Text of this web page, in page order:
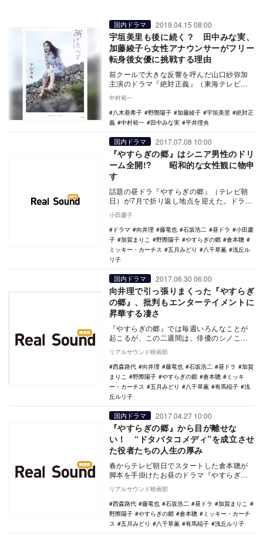
国内ドラマ 2019.04.15 08:00
宇垣美里も後に続く？ 田中みな実、
加藤綾子ら女性アナウンサーがフリー
転身後女優に挑戦する理由
前クールで大きな反響を呼んだ山口紗弥加
主演のドラマ『絶対正義』（東海テレビ・
フジテレビ系）に石森麗香役で出演してい
た元TBSアナ…
中村裕一
八木亜希子
野際陽子 加藤綾子 宇垣美里
絶対正
義
中村裕一 田中みな実 平井理央
国内ドラマ 2017.07.08 10:00
『やすらぎの郷』はシニア男性のドリ
ーム全開!? 昭和的な女性観に物申
す
話題の昼ドラ『やすらぎの郷』（テレビ朝
日）が7月で折り返し地点を迎えた。ドラ
を抜きにしても…
小田慶子
ドラマ
向井理 藤竜也 石坂浩二 昼ドラ
小田慶
子
加賀まりこ 野際陽子 やすらぎの郷
倉本聰
ミッキー・カーチス
五月みどり 八千草薫
浅丘ル
リ子
国内ドラマ 2017.06.30 06:00
向井理で引っ張りまくった『やすらぎ
の郷』、批判もエンターテイメントに
昇華する凄さ
『やすらぎの郷』では毎週いろんなことが
起こるが、この二週間は、俳優のシノこと
四宮道弘（向井理）がやってくるというこ
とで、姫こと九…
リアルサウンド映画部
西森路代
向井理 藤竜也 石坂浩二 昼ドラ
加賀
まりこ
野際陽子 やすらぎの郷 倉本聰
ミッキ
ー・カーチス
五月みどり 八千草薫 有馬稲子
浅
丘ルリ子
国内ドラマ 2017.04.27 10:00
『やすらぎの郷』から目が離せな
い！ “ドタバタコメディ”を成立させ
た役者たちの人生の厚み
春からテレビ朝日でスタートした倉本聰が
脚本を手掛けたお昼のドラマ『やすらぎの
郷』。周囲からの評判は聞いていたし、と
ころどころは見…
リアルサウンド映画部
西森路代
藤竜也 石坂浩二 昼ドラ
加賀まりこ
野際陽子
やすらぎの郷 倉本聰
ミッキー・カーチ
ス
五月みどり 八千草薫 有馬稲子 浅丘ルリ子